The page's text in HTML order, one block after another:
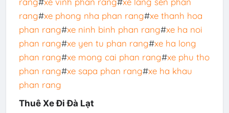
rang#xe phong nha phan rang#xe thanh hoa
phan rang#xe ninh binh phan rang#xe ha noi
phan rang#xe yen tu phan rang#xe ha long
phan rang#xe mong cai phan rang#xe phu tho
phan rang#xe sapa phan rang#xe ha khau
phan rang
Thuê Xe Đi Đà Lạt